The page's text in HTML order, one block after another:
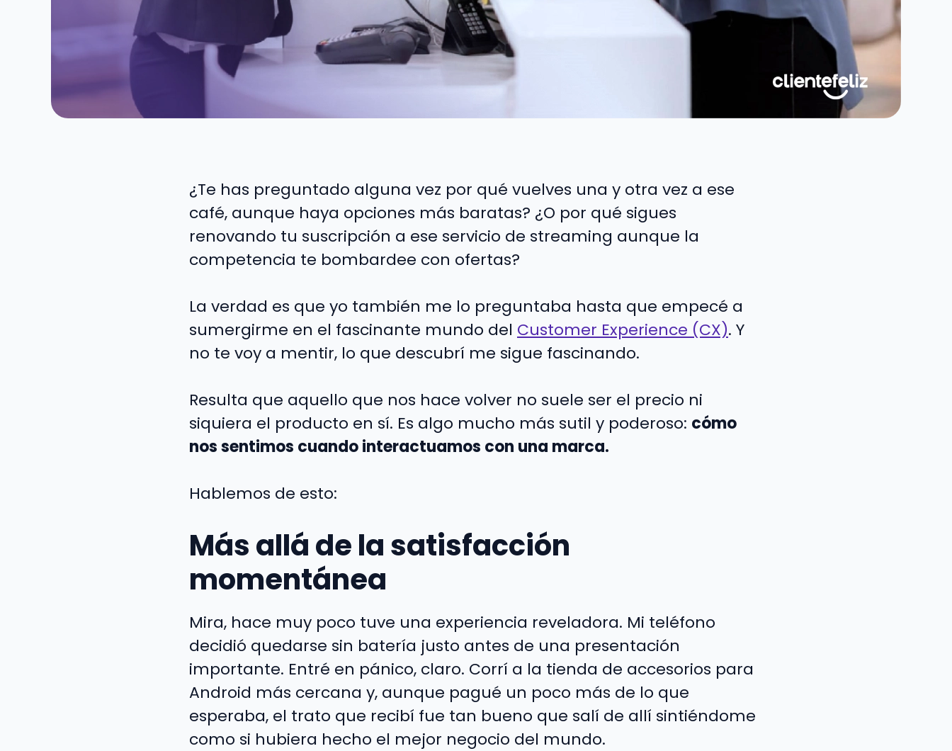
¿Te has preguntado alguna vez por qué vuelves una y otra vez a ese
café, aunque haya opciones más baratas? ¿O por qué sigues
renovando tu suscripción a ese servicio de streaming aunque la
competencia te bombardee con ofertas?
La verdad es que yo también me lo preguntaba hasta que empecé a
sumergirme en el fascinante mundo del Customer Experience (CX). Y
no te voy a mentir, lo que descubrí me sigue fascinando.
Resulta que aquello que nos hace volver no suele ser el precio ni
siquiera el producto en sí. Es algo mucho más sutil y poderoso: cómo
nos sentimos cuando interactuamos con una marca.
Hablemos de esto:
Más allá de la satisfacción
momentánea
Mira, hace muy poco tuve una experiencia reveladora. Mi teléfono
decidió quedarse sin batería justo antes de una presentación
importante. Entré en pánico, claro. Corrí a la tienda de accesorios para
Android más cercana y, aunque pagué un poco más de lo que
esperaba, el trato que recibí fue tan bueno que salí de allí sintiéndome
como si hubiera hecho el mejor negocio del mundo.